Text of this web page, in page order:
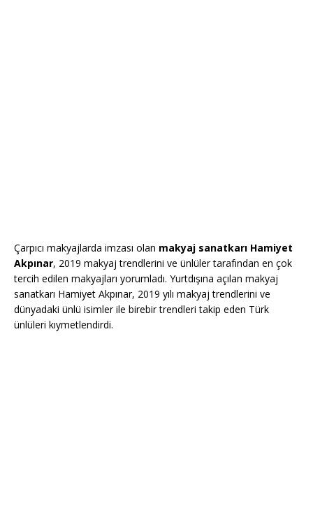
Çarpıcı makyajlarda imzası olan makyaj sanatkarı Hamiyet
Akpınar, 2019 makyaj trendlerini ve ünlüler tarafından en çok
tercih edilen makyajları yorumladı. Yurtdışına açılan makyaj
sanatkarı Hamiyet Akpınar, 2019 yılı makyaj trendlerini ve
dünyadaki ünlü isimler ile birebir trendleri takip eden Türk
ünlüleri kıymetlendirdi.